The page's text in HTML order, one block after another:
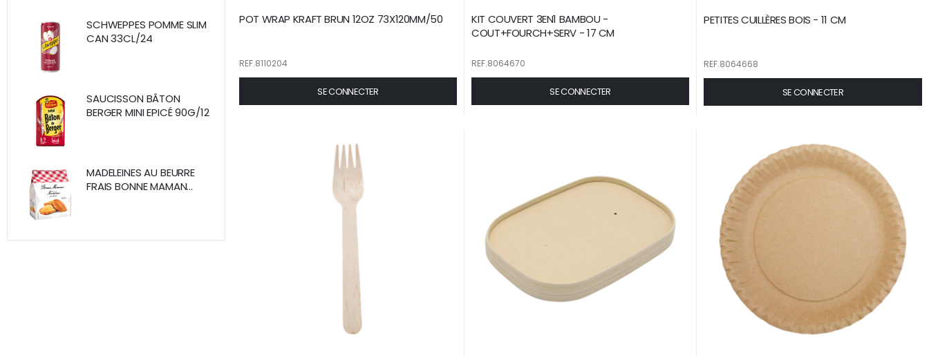
POT WRAP KRAFT BRUN 12OZ 73X120MM/50
REF.8110204
SE CONNECTER
KIT COUVERT 3EN1 BAMBOU -
COUT+FOURCH+SERV - 17 CM
REF.8064670
SE CONNECTER
PETITES CUILLÈRES BOIS - 11 CM
REF.8064668
SE CONNECTER
SCHWEPPES POMME SLIM
CAN 33CL/24
SAUCISSON BÂTON
BERGER MINI EPICÉ 90G/12
MADELEINES AU BEURRE
FRAIS BONNE MAMAN